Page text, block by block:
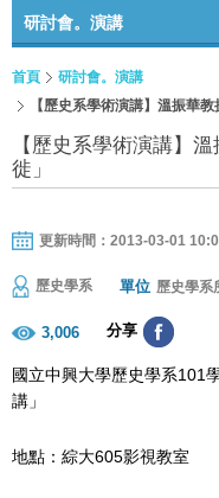
研討會。演講
首頁
研討會。演講
【歷史系學術演講】溫振華
【歷史系學術演講】
徙」
更新時間：2013-03-01
歷史學系 單位 歷史學系
3,006 分享
國立中興大學歷史學系101
講」
地點：綜大605影視教室